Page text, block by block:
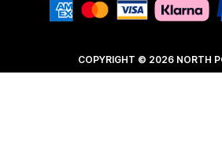
COPYRIGHT © 2026 NORTH